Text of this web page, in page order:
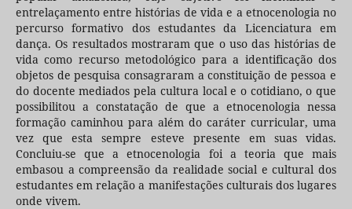
entrelaçamento entre histórias de vida e a etnocenologia no
percurso formativo dos estudantes da Licenciatura em
dança. Os resultados mostraram que o uso das histórias de
vida como recurso metodológico para a identificação dos
objetos de pesquisa consagraram a constituição de pessoa e
do docente mediados pela cultura local e o cotidiano, o que
possibilitou a constatação de que a etnocenologia nessa
formação caminhou para além do caráter curricular, uma
vez que esta sempre esteve presente em suas vidas.
Concluiu-se que a etnocenologia foi a teoria que mais
embasou a compreensão da realidade social e cultural dos
estudantes em relação a manifestações culturais dos lugares
onde vivem.